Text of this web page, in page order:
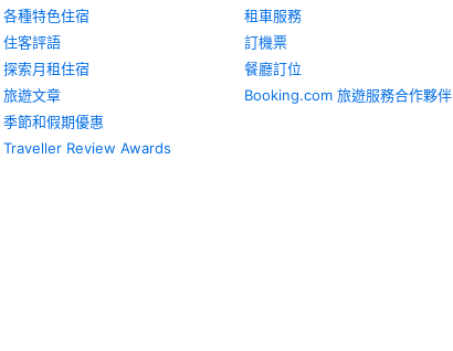
各種特色住宿
住客評語
探索月租住宿
旅遊文章
季節和假期優惠
Traveller Review Awards
租車服務
訂機票
餐廳訂位
Booking.com 旅遊服務合作夥伴